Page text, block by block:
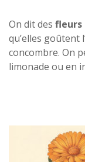
On dit des fleurs
qu’elles goûtent
concombre. On
limonade ou en